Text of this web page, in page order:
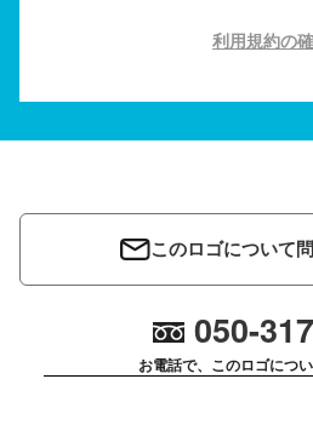
利用規約の
このロゴについて
050-
お電話で、このロゴにつ